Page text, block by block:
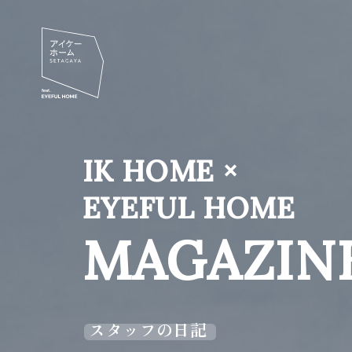
IK HOME ×
EYEFUL HOME
スタッフの日記